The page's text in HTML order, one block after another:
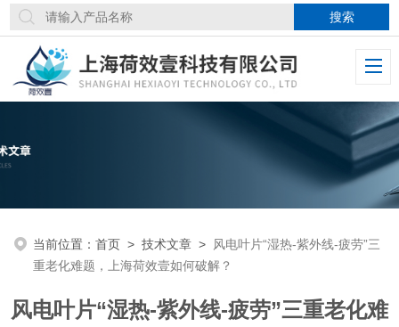
当前位置：首页 >技术文章 >
风电叶片“湿热-紫外线-疲劳”三
重老化难题，上海荷效壹如何破解？
风电叶片“湿热-紫外线-疲劳”三重老化难